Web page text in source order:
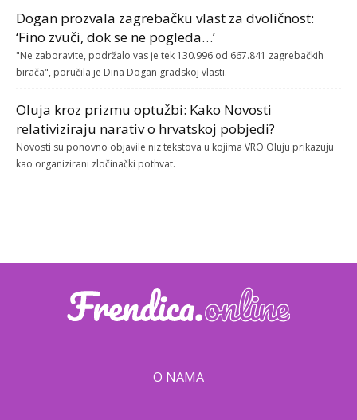
Dogan prozvala zagrebačku vlast za dvoličnost:
‘Fino zvuči, dok se ne pogleda…’
"Ne zaboravite, podržalo vas je tek 130.996 od 667.841 zagrebačkih
birača", poručila je Dina Dogan gradskoj vlasti.
Oluja kroz prizmu optužbi: Kako Novosti
relativiziraju narativ o hrvatskoj pobjedi?
Novosti su ponovno objavile niz tekstova u kojima VRO Oluju prikazuju
kao organizirani zločinački pothvat.
O NAMA